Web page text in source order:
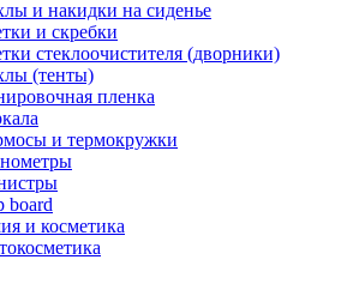
и накидки на сиденье
и скребки
стеклоочистителя (дворники)
(тенты)
пленка
и термокружки
board
и косметика